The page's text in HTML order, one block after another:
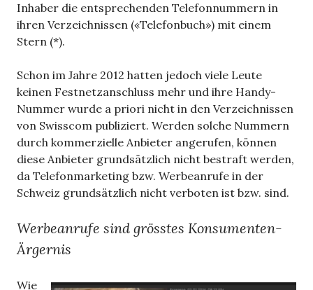
Inhaber die entsprechenden Telefonnummern in
ihren Verzeichnissen («Telefonbuch») mit einem
Stern (*).
Schon im Jahre 2012 hatten jedoch viele Leute
keinen Festnetzanschluss mehr und ihre Handy-
Nummer wurde a priori nicht in den Verzeichnissen
von Swisscom publiziert. Werden solche Nummern
durch kommerzielle Anbieter angerufen, können
diese Anbieter grundsätzlich nicht bestraft werden,
da Telefonmarketing bzw. Werbeanrufe in der
Schweiz grundsätzlich nicht verboten ist bzw. sind.
Werbeanrufe sind grösstes Konsumenten-
Ärgernis
Wie